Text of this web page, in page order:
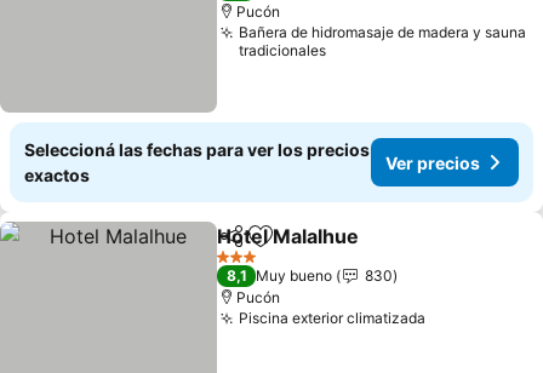
Pucón
Bañera de hidromasaje de madera y sauna
tradicionales
Seleccioná las fechas para ver los precios
exactos
Ver precios
CompartirAñadir a favoritos
Hotel Malalhue
3 Estrellas
8,1 Muy bueno
830
Pucón
Piscina exterior climatizada